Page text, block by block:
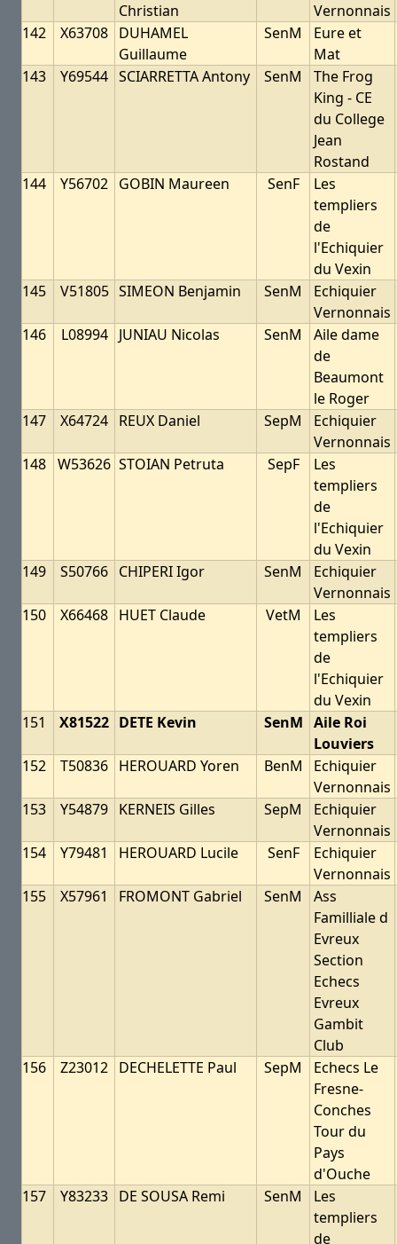
Christian
Vernonnais
142
X63708 DUHAMEL
Guillaume
SenM
Eure et
Mat
143
Y69544 SCIARRETTA Antony SenM
The Frog
King - CE
du College
Jean
Rostand
144
Y56702 GOBIN Maureen SenF
Les
templiers
de
l'Echiquier
du Vexin
145
V51805 SIMEON Benjamin SenM
Echiquier
Vernonnais
146
L08994 JUNIAU Nicolas SenM
Aile dame
de
Beaumont
le Roger
147
X64724 REUX Daniel SepM
Echiquier
Vernonnais
148 W53626 STOIAN Petruta SepF
Les
templiers
de
l'Echiquier
du Vexin
149
S50766 CHIPERI Igor SenM
Echiquier
Vernonnais
150
X66468 HUET Claude VetM
Les
templiers
de
l'Echiquier
du Vexin
151
X81522 DETE Kevin SenM Aile Roi
Louviers
152
T50836 HEROUARD Yoren BenM
Echiquier
Vernonnais
153
Y54879 KERNEIS Gilles SepM
Echiquier
Vernonnais
154
Y79481 HEROUARD Lucile SenF
Echiquier
Vernonnais
155
X57961 FROMONT Gabriel SenM
Ass
Familliale d
Evreux
Section
Echecs
Evreux
Gambit
Club
156
Z23012 DECHELETTE Paul SepM
Echecs Le
Fresne-
Conches
Tour du
Pays
d'Ouche
157
Y83233 DE SOUSA Remi SenM
Les
templiers
de